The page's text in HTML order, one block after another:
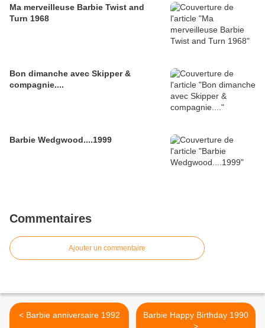
Ma merveilleuse Barbie Twist and
Turn 1968
Bon dimanche avec Skipper &
compagnie....
Barbie Wedgwood....1999
Commentaires
Ajouter un commentaire
< Barbie anniversaire 1992
Barbie Happy Birthday 1990